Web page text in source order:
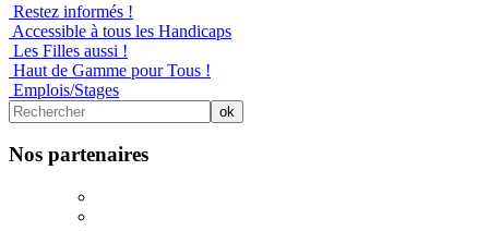
Restez informés !
Accessible à tous les Handicaps
Les Filles aussi !
Haut de Gamme pour Tous !
Emplois/Stages
Nos partenaires